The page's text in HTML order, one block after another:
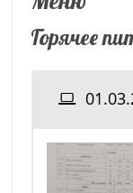
Горячее